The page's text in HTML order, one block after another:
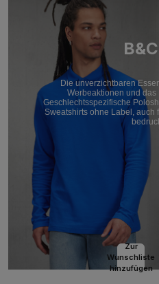
Die unverzichtbaren
Werbeaktionen und das
Geschlechtsspezifische
Sweatshirts ohne Label, auch
Zur
Wunschliste
hinzufügen